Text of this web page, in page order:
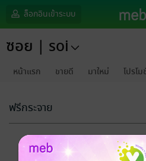
ล็อกอินเข้าระบบ
ซอย | soi
หน้าแรก ขายดี มาใหม่ โปรโ
ฟรีกระจาย